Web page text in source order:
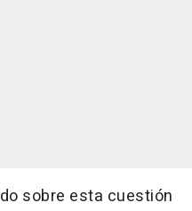
sobre esta cuestión